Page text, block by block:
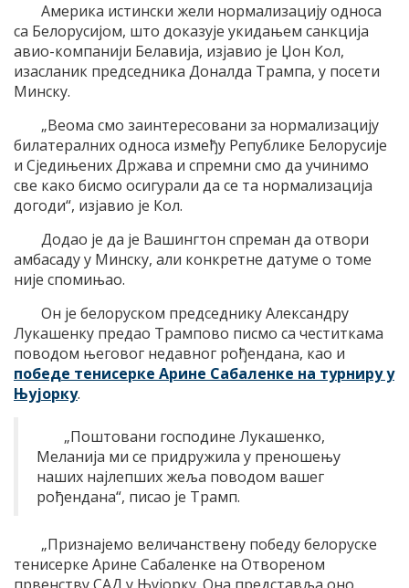
Америка истински жели нормализацију односа
са Белорусијом, што доказује укидањем санкција
авио-компанији Белавија, изјавио је Џон Кол,
изасланик председника Доналда Трампа, у посети
Минску.
„Веома смо заинтересовани за нормализацију
билатералних односа између Републике Белорусије
и Сједињених Држава и спремни смо да учинимо
све како бисмо осигурали да се та нормализација
догоди“, изјавио је Кол.
Додао је да је Вашингтон спреман да отвори
амбасаду у Минску, али конкретне датуме о томе
није спомињао.
Он је белоруском председнику Александру
Лукашенку предао Трампово писмо са честиткама
поводом његовог недавног рођендана, као и
победе тенисерке Арине Сабаленке на турниру у
Њујорку.
„Поштовани господине Лукашенко,
Меланија ми се придружила у преношењу
наших најлепших жеља поводом вашег
рођендана“, писао је Трамп.
„Признајемо величанствену победу белоруске
тенисерке Арине Сабаленке на Отвореном